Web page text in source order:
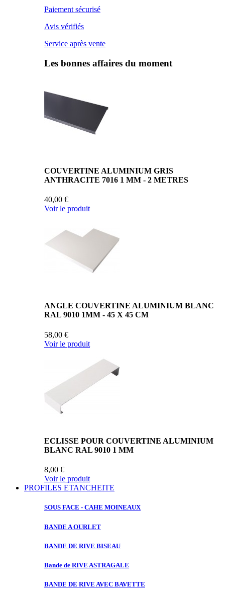
Paiement sécurisé
Avis vérifiés
Service après vente
Les bonnes affaires du moment
COUVERTINE ALUMINIUM GRIS
ANTHRACITE 7016 1 MM - 2 METRES
40,00 €
Voir le produit
ANGLE COUVERTINE ALUMINIUM BLANC
RAL 9010 1MM - 45 X 45 CM
58,00 €
Voir le produit
ECLISSE POUR COUVERTINE ALUMINIUM
BLANC RAL 9010 1 MM
8,00 €
Voir le produit
PROFILES ETANCHEITE
SOUS FACE - CAHE MOINEAUX
BANDE AOURLET
BANDE DE RIVE BISEAU
Bande de RIVE ASTRAGALE
BANDE DE RIVE AVEC BAVETTE